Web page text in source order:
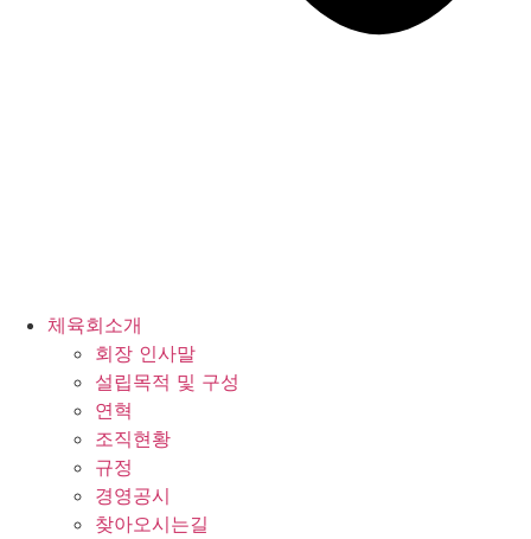
체육회소개
회장 인사말
설립목적 및 구성
연혁
조직현황
규정
경영공시
찾아오시는길